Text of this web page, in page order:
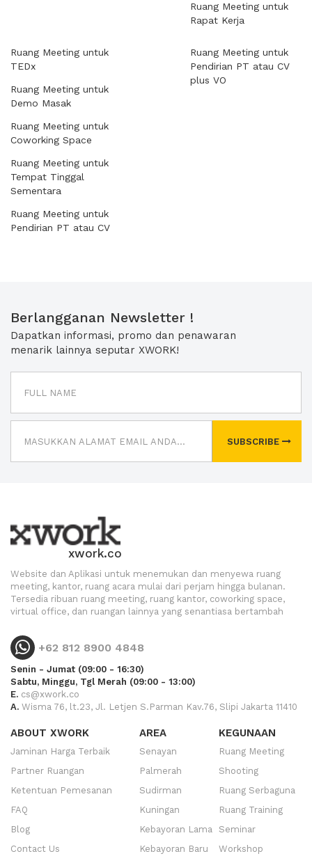
Ruang Meeting untuk
Rapat Kerja
Ruang Meeting untuk
TEDx
Ruang Meeting untuk
Demo Masak
Ruang Meeting untuk
Coworking Space
Ruang Meeting untuk
Tempat Tinggal
Sementara
Ruang Meeting untuk
Pendirian PT atau CV
Ruang Meeting untuk
Pendirian PT atau CV
plus VO
Berlangganan Newsletter !
Dapatkan informasi, promo dan penawaran
menarik lainnya seputar XWORK!
SUBSCRIBE
xwork.co
Website dan Aplikasi untuk menemukan dan menyewa ruang
meeting, kantor, ruang acara mulai dari perjam hingga bulanan.
Tersedia ribuan ruang meeting, ruang kantor, coworking space,
virtual office, dan ruangan lainnya yang senantiasa bertambah
+62 812 8900 4848
Senin - Jumat (09:00 - 16:30)
Sabtu, Minggu, Tgl Merah (09:00 - 13:00)
E. cs@xwork.co
A. Wisma 76, lt.23, Jl. Letjen S.Parman Kav.76, Slipi Jakarta 11410
ABOUT XWORK
Jaminan Harga Terbaik
Partner Ruangan
Ketentuan Pemesanan
FAQ
Blog
Contact Us
AREA
Senayan
Palmerah
Sudirman
Kuningan
Kebayoran Lama
Kebayoran Baru
KEGUNAAN
Ruang Meeting
Shooting
Ruang Serbaguna
Ruang Training
Seminar
Workshop